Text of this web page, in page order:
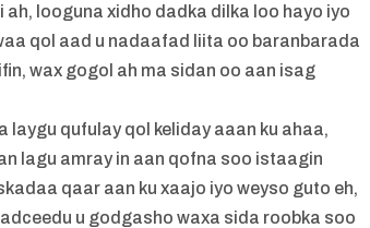
looguna xidho dadka dilka loo hayo iyo
qol aad u nadaafad liita oo baranbarada
wax gogol ah ma sidan oo aan isag
laygu qufulay qol keliday aaan ku ahaa,
lagu amray in aan qofna soo istaagin
qaar aan ku xaajo iyo weyso guto eh,
u godgasho waxa sida roobka soo